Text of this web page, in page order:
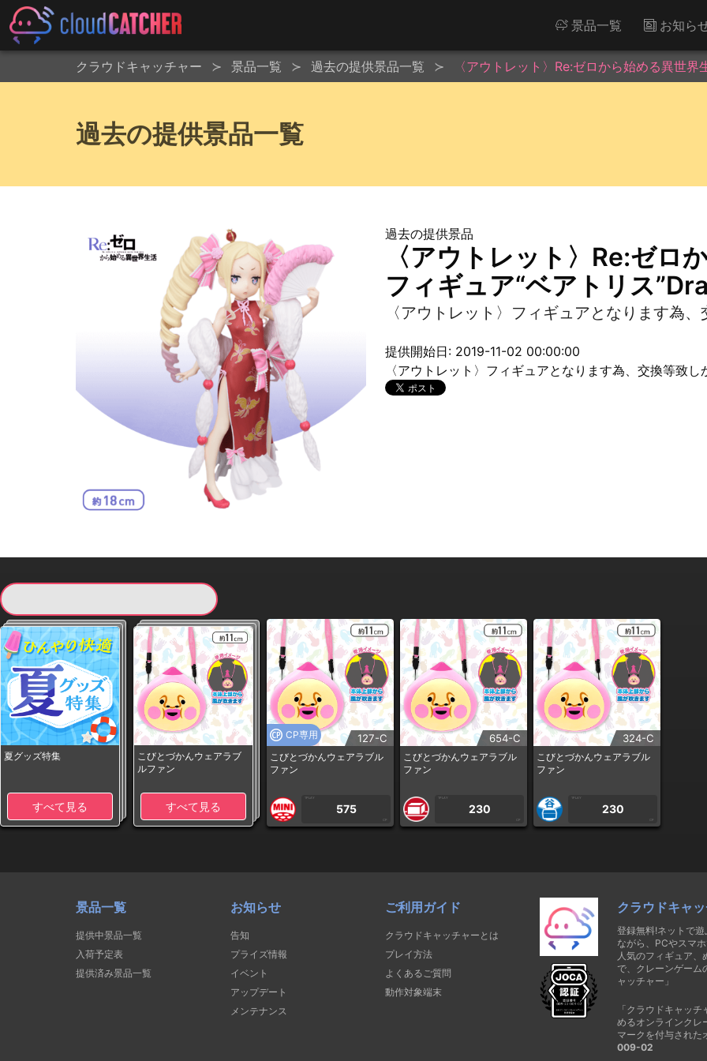
景品一覧 お知ら
クラウドキャッチャー 景品一覧 過去の提供景品一覧 〈アウトレット〉Re:ゼロから始める異世
過去の提供景品一覧
過去の提供景品
〈アウトレット〉Re:ゼロ
フィギュア“ベアトリス
〈アウトレット〉フィギュアとなります為、
提供開始日: 2019-11-02 00:00:00
〈アウトレット〉フィギュアとなります為、交換等致し
夏グッズ特集
すべて見る
こびとづかんウェアラブ
ルファン
すべて見る
CP専用 127-C
こびとづかんウェアラブル
ファン
1PLAY
575
CP
654-C
こびとづかんウェアラブル
ファン
1PLAY
230
CP
324-C
こびとづかんウェアラブル
ファン
1PLAY
230
CP
景品一覧
提供中景品一覧
入荷予定表
提供済み景品一覧
お知らせ
告知
プライズ情報
イベント
アップデート
メンテナンス
ご利用ガイド
クラウドキャッチャーとは
プレイ方法
よくあるご質問
動作対象端末
クラウドキャ
登録無料!ネットで
ながら、PCやスマ
人気のフィギュア
で、クレーンゲーム
ャッチャー」
「クラウドキャッ
めるオンラインクレ
マークを付与された
009-02